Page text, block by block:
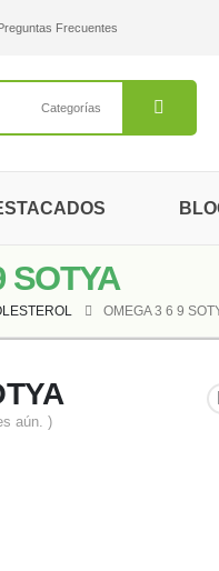
Frecuentes
Categorías
SOTYA
OMEGA 3 6 9
aún. )